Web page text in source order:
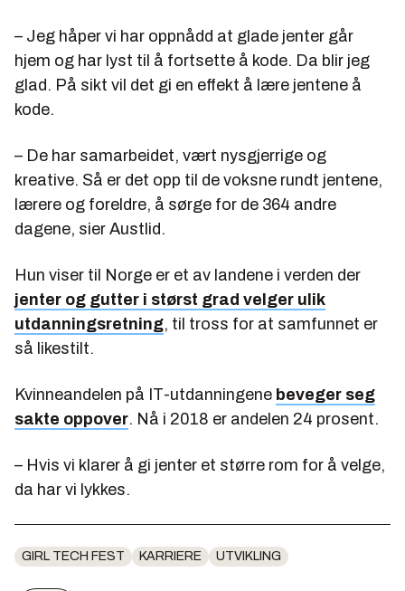
– Jeg håper vi har oppnådd at glade jenter går
hjem og har lyst til å fortsette å kode. Da blir jeg
glad. På sikt vil det gi en effekt å lære jentene å
kode.
– De har samarbeidet, vært nysgjerrige og
kreative. Så er det opp til de voksne rundt jentene,
lærere og foreldre, å sørge for de 364 andre
dagene, sier Austlid.
Hun viser til Norge er et av landene i verden der
jenter og gutter i størst grad velger ulik
utdanningsretning, til tross for at samfunnet er
så likestilt.
Kvinneandelen på IT-utdanningene beveger seg
sakte oppover. Nå i 2018 er andelen 24 prosent.
– Hvis vi klarer å gi jenter et større rom for å velge,
da har vi lykkes.
GIRL TECH FEST KARRIERE UTVIKLING